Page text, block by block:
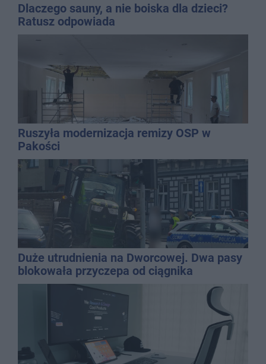
Dlaczego sauny, a nie boiska dla dzieci?
Ratusz odpowiada
Ruszyła modernizacja remizy OSP w
Pakości
Duże utrudnienia na Dworcowej. Dwa pasy
blokowała przyczepa od ciągnika